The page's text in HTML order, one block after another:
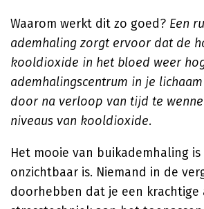
Waarom werkt dit zo goed? Een
ademhaling zorgt ervoor dat de
kooldioxide in het bloed weer
ademhalingscentrum in je
door na verloop van tijd te
niveaus van kooldioxide.
Het mooie van buikademhaling
onzichtbaar is. Niemand in de
doorhebben dat je een krachtige